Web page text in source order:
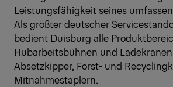
Leistungsfähigkeit seines
Als größter deutscher
bedient Duisburg alle
Hubarbeitsbühnen und
Absetzkipper, Forst- und
Mitnahmestaplern.